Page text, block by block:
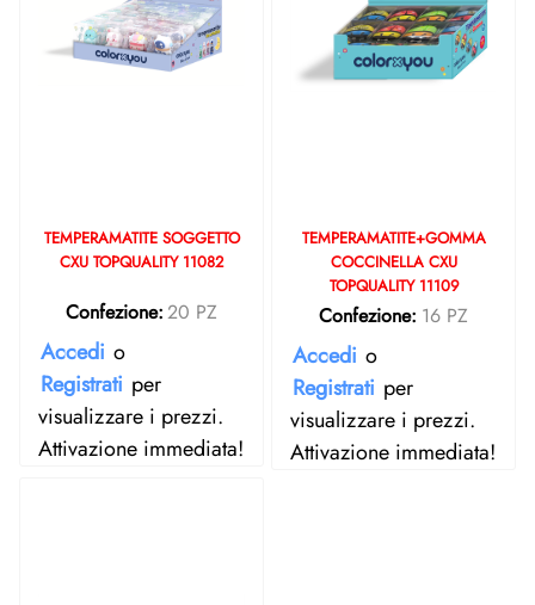
TEMPERAMATITE SOGGETTO
CXU TOPQUALITY 11082
Confezione:20 PZ
Accedi o
Registrati per
visualizzare i prezzi.
Attivazione immediata!
TEMPERAMATITE+GOMMA
COCCINELLA CXU
TOPQUALITY 11109
Confezione: 16 PZ
Accedi o
Registrati per
visualizzare i prezzi.
Attivazione immediata!